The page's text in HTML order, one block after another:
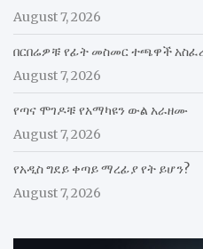
August 7, 2026
በርበሬዎቹ የፊት መስመር ተጫዋች
August 7, 2026
የጣና ሞገዶቹ የአማካዩን ውል አራዘሙ
August 7, 2026
የአዲስ ግደይ ቀጣይ ማረፊያ የት ይሆን?
August 7, 2026